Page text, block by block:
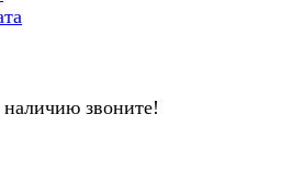
звоните!